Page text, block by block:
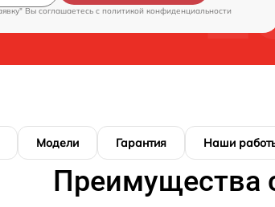
Вы соглашаетесь c политикой конфиденциальности
Модели Гарантия Наши
Преимущества